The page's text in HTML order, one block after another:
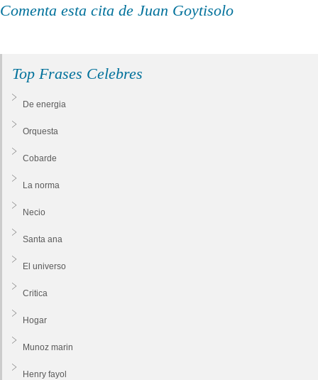
Comenta esta cita de Juan Goytisolo
Top Frases Celebres
De energia
Orquesta
Cobarde
La norma
Necio
Santa ana
El universo
Critica
Hogar
Munoz marin
Henry fayol